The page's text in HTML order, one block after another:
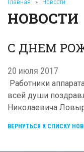
Главная » Новости
НОВОСТИ
С ДНЕМ
20 июля 2017
Работники
всей души
Николаевича
ВЕРНУТЬСЯ К СПИСКУ